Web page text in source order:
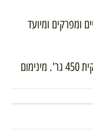
ומפרקים ומיועד
ניתן להזמין באתר גם פרפין למילוי האמבט בשקית 450 גר'. מינימום